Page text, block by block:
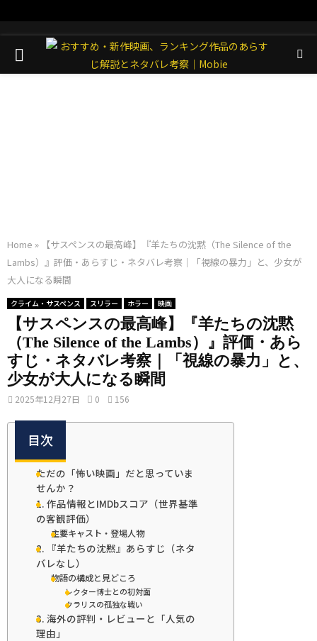
PRIMARY
Home »
【サスペンスの最高峰】『羊たちの沈黙（The Silence of the
Lambs）』評価・あらすじ・ネタバレ考察｜「視線の暴力」と、少女が
大人になる瞬間
クライム・サスペンス スリラー ホラー 映画
【サスペンスの最高峰】『羊たちの沈黙
（The Silence of the Lambs）』評価・あら
すじ・ネタバレ考察｜「視線の暴力」と、
少女が大人になる瞬間
2025年12月27日 0 156
目次
ただの「怖い映画」だと思っていま
せんか？
1. 作品情報とIMDbスコア（世界基準
の客観評価）
主要キャスト・登場人物
2. 『羊たちの沈黙』あらすじ（ネタ
バレなし）
物語の構成と見どころ
レクター博士との初対面
クラリスの孤独な戦い
3. 海外の評判・レビューと「人気の
理由」